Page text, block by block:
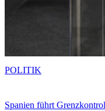
Spanien führt
POLITIK